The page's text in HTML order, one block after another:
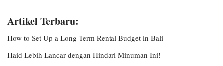
Artikel Terbaru:
How to Set Up a Long-Term Rental Budget in Bali
Haid Lebih Lancar dengan Hindari Minuman Ini!